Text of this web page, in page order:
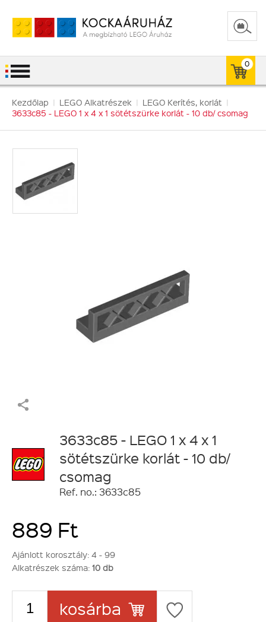
0
Kezdőlap | LEGO Alkatrészek | LEGO Kerítés, korlát |
3633c85 - LEGO 1 x 4 x 1 sötétszürke korlát - 10 db/ csomag
3633c85 - LEGO 1 x 4 x 1
sötétszürke korlát - 10 db/
csomag
Ref. no.: 3633c85
889 Ft
Ajánlott korosztály: 4 - 99
Alkatrészek száma: 10 db
kosárba